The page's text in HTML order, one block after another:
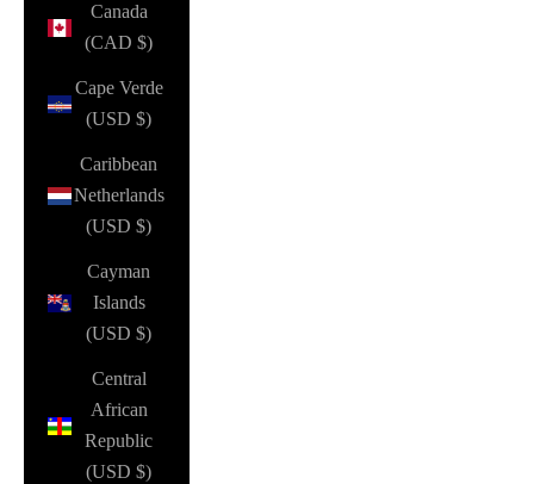
Canada
(CAD $)
Cape Verde
(USD $)
Caribbean
Netherlands
(USD $)
Cayman
Islands
(USD $)
Central
African
Republic
(USD $)